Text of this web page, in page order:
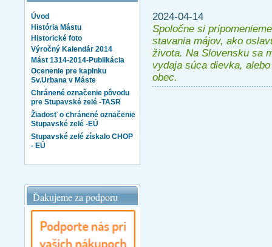
Úvod
História Mástu
Historické foto
Výročný Kalendár 2014
Mást 1314-2014-Publikácia
Ocenenie pre kaplnku
Sv.Urbana v Máste
Chránené označenie pôvodu
pre Stupavské zelé -TASR
Žiadosť o chránené označenie
Stupavské zelé -EÚ
Stupavské zelé získalo CHOP
- EÚ
Ďakujeme za podporu
2024-04-14
Spoločne si
stavania májov, ako
života. Na Slovensku sa
vydaja súca dievka,
obec.